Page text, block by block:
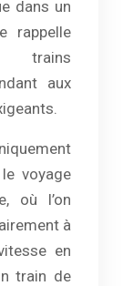
dans un
rappelle
trains
aux
voyage
où l’on
à
en
train de